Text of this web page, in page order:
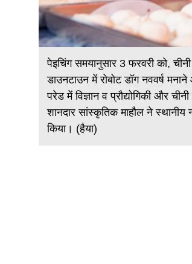
पेइचिंग समयानुसार 3 फरवरी को,
डाउनटाउन में रोबोट डॉग नववर्ष
परेड में विज्ञान व प्रौद्योगिकी और
शानदार सांस्कृतिक माहौल ने
किया। (हैया)